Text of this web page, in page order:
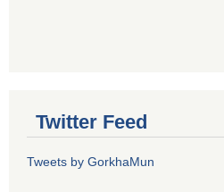
Twitter Feed
Tweets by GorkhaMun